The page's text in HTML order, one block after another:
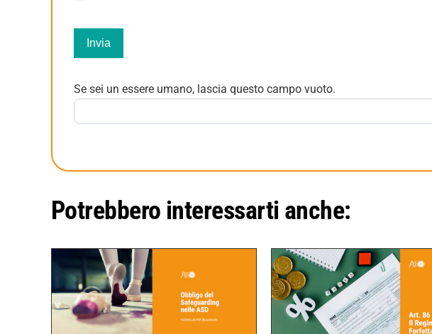
Invia
Se sei un essere umano, lascia questo campo vuoto.
Potrebbero interessarti anche: